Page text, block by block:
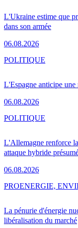
L'Ukraine estime que
dans son armée
06.08.2026
L'Espagne anticipe une
06.08.2026
POLITIQUE
L'Allemagne renforce
attaque hybride
06.08.2026
POLITIQUE
La pénurie d'énergie
libéralisation du marché
PROENERGIE,